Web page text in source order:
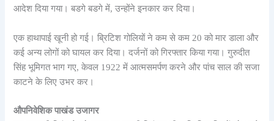
आदेश दिया गया। बडगे बडगे में, उन्होंने इनकार कर दिया।
एक हाथापाई खूनी हो गई। ब्रिटिश गोलियों ने कम से कम 20 को मार डाला और
कई अन्य लोगों को घायल कर दिया। दर्जनों को गिरफ्तार किया गया। गुरुदीत
सिंह भूमिगत भाग गए, केवल 1922 में आत्मसमर्पण करने और पांच साल की सजा
काटने के लिए उभर कर।
औपनिवेशिक पाखंड उजागर